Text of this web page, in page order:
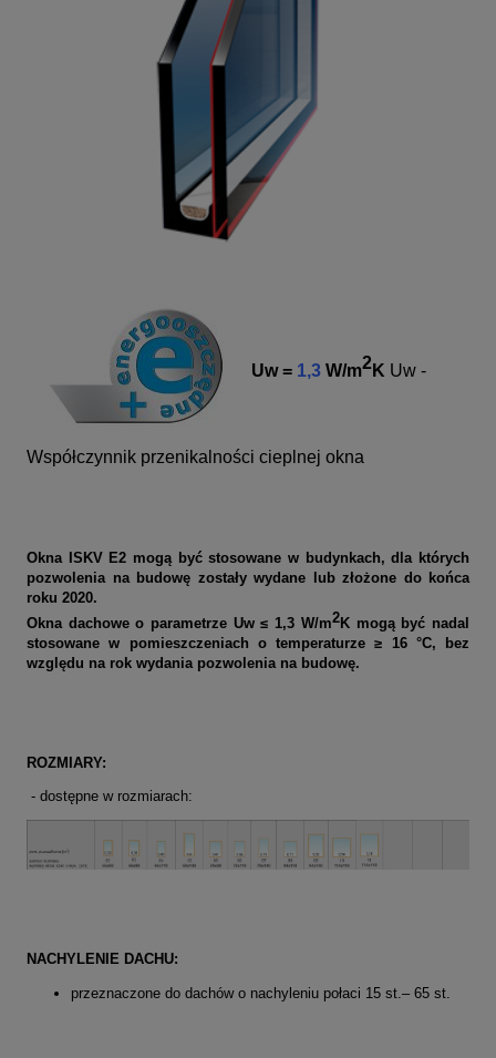
Uw = 1,3 W/m2K Uw -
Współczynnik przenikalności cieplnej okna
Okna ISKV E2 mogą być stosowane w budynkach, dla których
pozwolenia na budowę zostały wydane lub złożone do końca
roku 2020.
Okna dachowe o parametrze Uw ≤ 1,3 W/m2K mogą być nadal
stosowane w pomieszczeniach o temperaturze ≥ 16 °C, bez
względu na rok wydania pozwolenia na budowę.
ROZMIARY:
- dostępne w rozmiarach:
NACHYLENIE DACHU:
przeznaczone do dachów o nachyleniu połaci 15 st.– 65 st.